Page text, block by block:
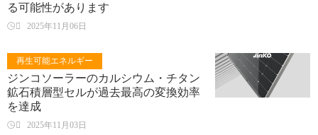
る可能性があります
 2025年11月06日
再生可能エネルギー
ジンコソーラーのカルシウム・チタン
鉱石積層型セルが過去最高の変換効率
を達成
 2025年11月03日